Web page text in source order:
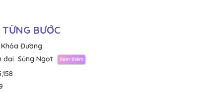
BƯỚC
Đường
đại Sủng Ngọt